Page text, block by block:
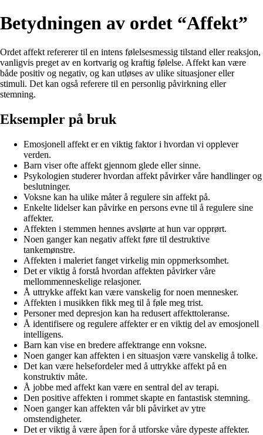
Betydningen av ordet “Affekt”
Ordet affekt refererer til en intens følelsesmessig tilstand eller reaksjon,
vanligvis preget av en kortvarig og kraftig følelse. Affekt kan være
både positiv og negativ, og kan utløses av ulike situasjoner eller
stimuli. Det kan også referere til en personlig påvirkning eller
stemning.
Eksempler på bruk
Emosjonell affekt er en viktig faktor i hvordan vi opplever
verden.
Barn viser ofte affekt gjennom glede eller sinne.
Psykologien studerer hvordan affekt påvirker våre handlinger og
beslutninger.
Voksne kan ha ulike måter å regulere sin affekt på.
Enkelte lidelser kan påvirke en persons evne til å regulere sine
affekter.
Affekten i stemmen hennes avslørte at hun var opprørt.
Noen ganger kan negativ affekt føre til destruktive
tankemønstre.
Affekten i maleriet fanget virkelig min oppmerksomhet.
Det er viktig å forstå hvordan affekten påvirker våre
mellommenneskelige relasjoner.
Å uttrykke affekt kan være vanskelig for noen mennesker.
Affekten i musikken fikk meg til å føle meg trist.
Personer med depresjon kan ha redusert affekttoleranse.
Å identifisere og regulere affekter er en viktig del av emosjonell
intelligens.
Barn kan vise en bredere affektrange enn voksne.
Noen ganger kan affekten i en situasjon være vanskelig å tolke.
Det kan være helsefordeler med å uttrykke affekt på en
konstruktiv måte.
Å jobbe med affekt kan være en sentral del av terapi.
Den positive affekten i rommet skapte en fantastisk stemning.
Noen ganger kan affekten vår bli påvirket av ytre
omstendigheter.
Det er viktig å være åpen for å utforske våre dypeste affekter.